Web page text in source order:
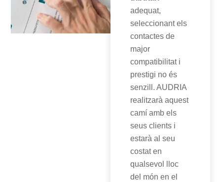
adequat,
seleccionant els
contactes de
major
compatibilitat i
prestigi no és
senzill. AUDRIA
realitzarà aquest
camí amb els
seus clients i
estarà al seu
costat en
qualsevol lloc
del món en el